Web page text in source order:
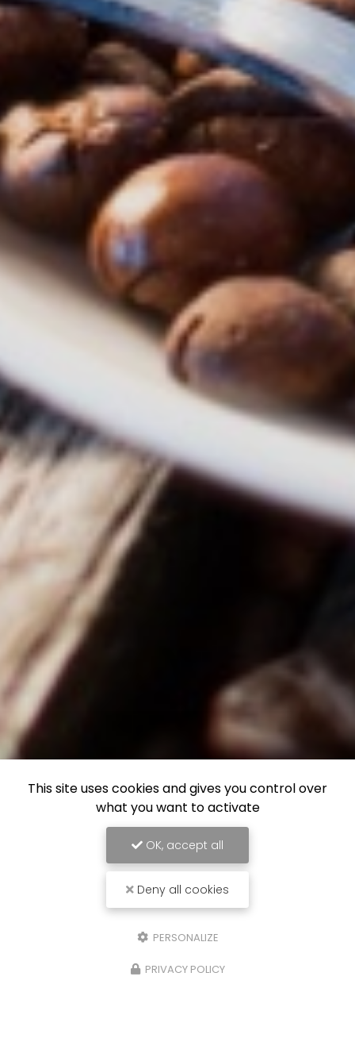
This site uses cookies and gives you control over
what you want to activate
OK, accept all
Deny all cookies
PERSONALIZE
PRIVACY POLICY